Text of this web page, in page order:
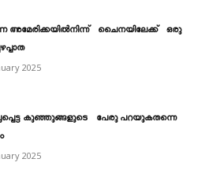
അമേരിക്കയിൽനിന്ന് ചെെനയിലേക്ക് ഒരു
2025
കുഞ്ഞുങ്ങളുടെ പേരു പറയുകതന്നെ
2025